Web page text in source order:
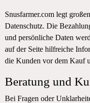
Snusfarmer.com legt
Datenschutz. Die
und persönliche Daten
auf der Seite hilfreiche
die Kunden vor dem Kauf
Beratung und
Bei Fragen oder